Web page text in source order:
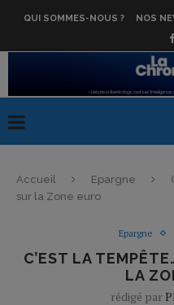
QUI SOMMES-NOUS ? NOS
Accueil Epargne
sur la Zone euro
Epargne
C’EST LA
LA
rédigé par